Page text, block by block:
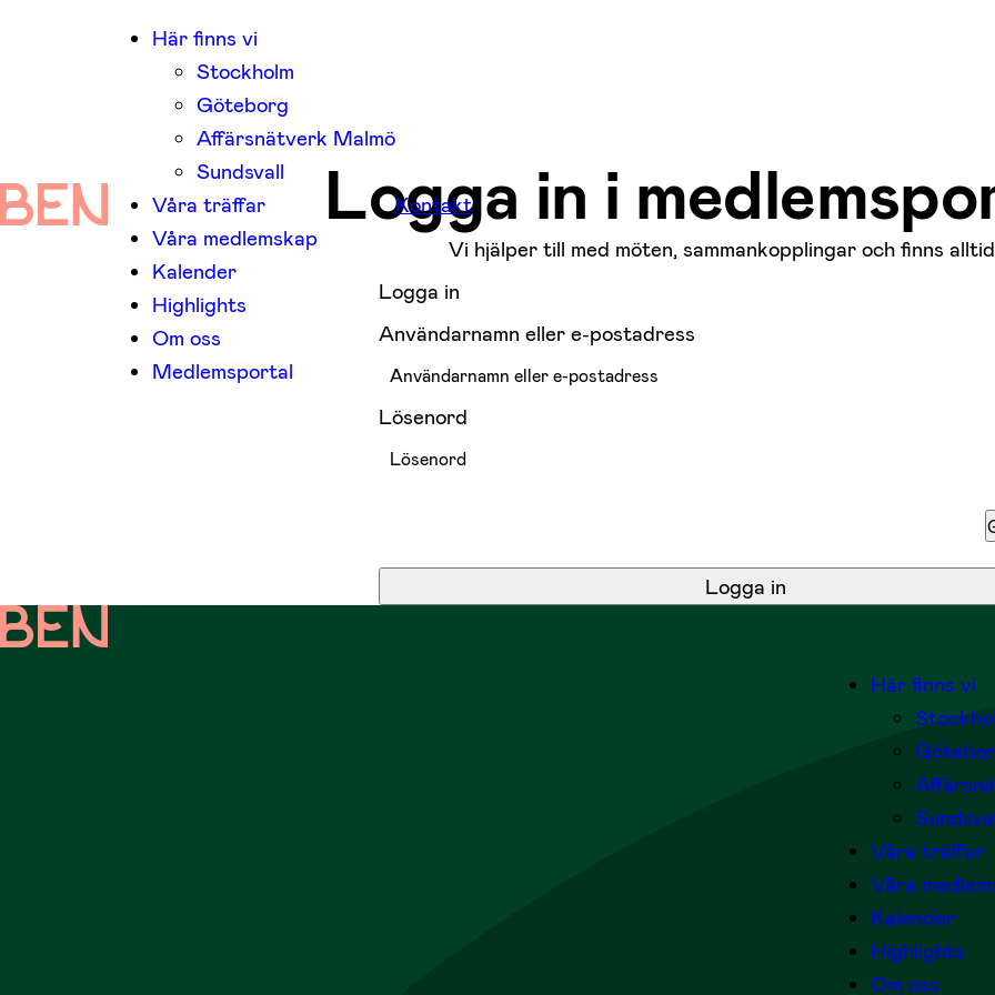
Här finns vi
Stockholm
Göteborg
Affärsnätverk Malmö
Sundsvall
Våra träffar
Våra medlemskap
Kalender
Highlights
Om oss
Medlemsportal
Kontakt
Logga in i
Vi hjälper till med möten, sammankopplingar och finns
Logga in
Användarnamn eller e-postadress
Lösenord
Logga in
Här finns vi
Våra träffar
Våra
Kalender
Highlights
Om oss